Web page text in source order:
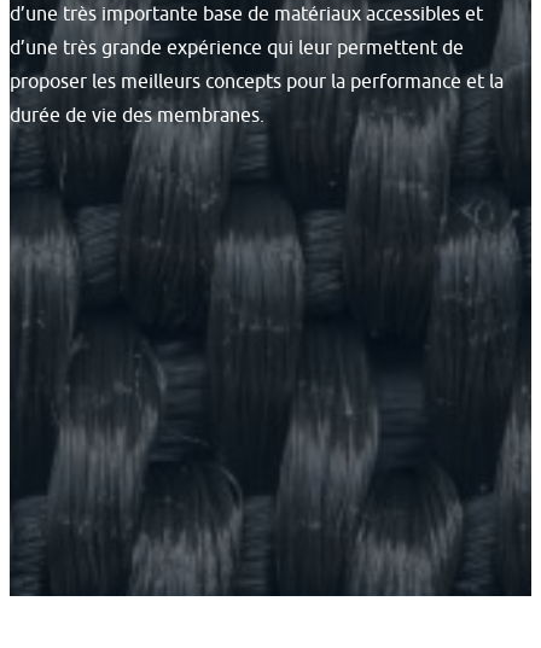
d’une très importante base de matériaux accessibles et
d’une très grande expérience qui leur permettent de
proposer les meilleurs concepts pour la performance et la
durée de vie des membranes.